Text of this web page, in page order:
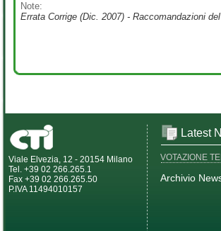
Note:
Errata Corrige (Dic. 2007) - Raccomandazioni
Viale Elvezia, 12 - 20154 Milano
Tel. +39 02 266.265.1
Fax +39 02 266.265.50
P.IVA 11494010157
Latest
VOTAZIONE
Archivio